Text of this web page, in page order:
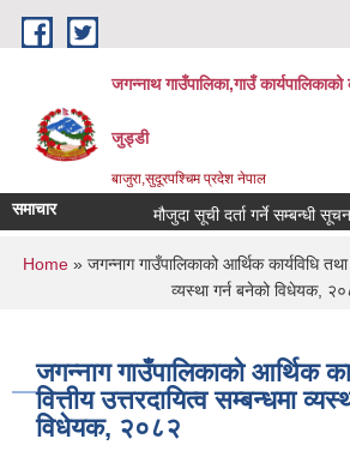
Skip to main content
जगन्नाथ गाउँपालिका,गाउँ कार्यपालिकाको
जुड्डी
बाजुरा,सुदूरपश्चिम प्रदेश नेपाल
समाचार मौजुदा सूची दर्ता गर्ने सम्बन्धी सूचना
You are here
Home» जगन्नाग गाउँपालिकाको आर्थिक कार्यविधि तथा
व्यस्था गर्न बनेको विधेयक,
जगन्नाग गाउँपालिकाको आर्थिक
वित्तीय उत्तरदायित्व सम्बन्धमा
विधेयक, २०८२